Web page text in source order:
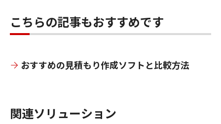
こちらの記事もおすすめです
おすすめの見積もり作成ソフトと比較方法
関連ソリューション